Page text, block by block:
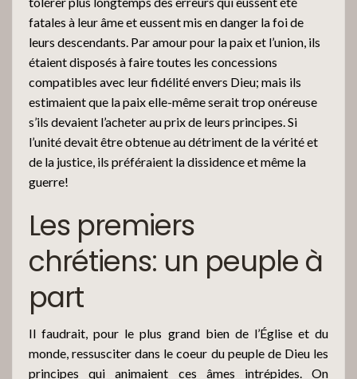
fatales à leur âme et eussent mis en danger la foi de
leurs descendants. Par amour pour la paix et l’union, ils
étaient disposés à faire toutes les concessions
compatibles avec leur fidélité envers Dieu; mais ils
estimaient que la paix elle-même serait trop onéreuse
s’ils devaient l’acheter au prix de leurs principes. Si
l’unité devait être obtenue au détriment de la vérité et
de la justice, ils préféraient la dissidence et même la
guerre!
Les premiers
chrétiens: un peuple à
part
Il faudrait, pour le plus grand bien de l’Église et du
monde, ressusciter dans le coeur du peuple de Dieu les
principes qui animaient ces âmes intrépides. On